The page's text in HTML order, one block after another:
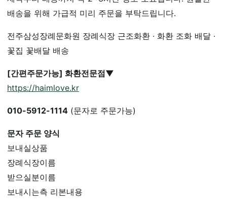
배송을 위해 가급적 미리 주문을 부탁드립니다.
전주삼성장례문화원 장례식장 근조화환 · 화환 조화 배달 ·
꽃집 꽃배달 배송
[간편주문가능] 화환전문점▼
https://haimlove.kr
010-5912-1114 (문자로 주문가능)
문자 주문 양식
보내실상품
장례식장이름
받으실분이름
보내시는측 리본내용